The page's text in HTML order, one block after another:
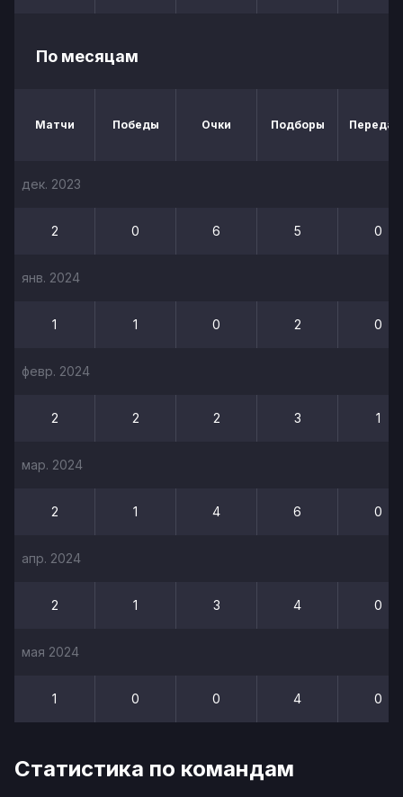
По месяцам
Матчи Победы Очки Подборы
дек. 2023
2 0 6 5 0
янв. 2024
1 1 0 2 0
февр. 2024
2 2 2 3 1
мар. 2024
2 1 4 6 0
апр. 2024
2 1 3 4 0
мая 2024
1 0 0 4 0
Статистика по командам